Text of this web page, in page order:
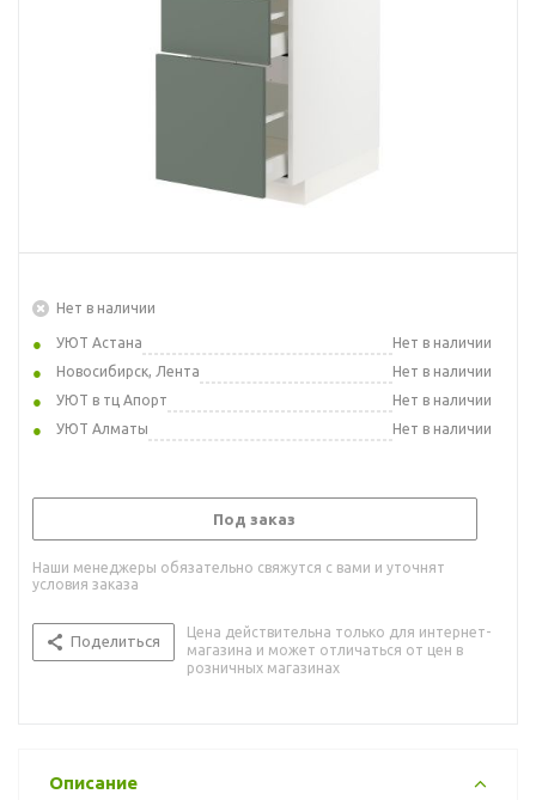
Нет в наличии
УЮТ Астана
Нет в наличии
Новосибирск, Лента
Нет в наличии
УЮТ в тц Апорт
Нет в наличии
УЮТ Алматы
Нет в наличии
Под заказ
Наши менеджеры обязательно свяжутся с вами и уточнят
условия заказа
Поделиться
Цена действительна только для интернет-
магазина и может отличаться от цен в
розничных магазинах
Описание